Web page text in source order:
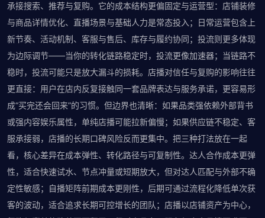
承接搜索、推荐与复购。它的成本结构更偏固定与运营型：店铺装修
与商品详情优化、直播场景与基础人力是常态投入；日常运营包含上
新节奏、活动机制、客服与售后、库存与履约协同；投流则更多体现
为边际调节——当你的转化链路稳定时，投流更像加速器；当链路不
稳时，投流可能只是放大漏斗的损耗。店播对信任与复购的影响往往
更直接：用户在店内反复接触同一套品牌表达与服务承诺，更容易形
成“买完还会回来”的习惯。但边界也清晰：如果品类强依赖外部背书
或强内容娱乐属性，单纯店播可能拉新偏慢；如果供应链不稳定、客
服承接弱，店播的长期口碑风险反而更集中。把三种打法放在一起
看，核心差异在成本弹性、转化路径与可复制性。达人合作成本更弹
性，适合快速试水、节点冲量或短期放大，但对达人匹配与外部不确
定性敏感；自播矩阵前期成本更刚性，后期可通过流程化降低单次获
客的波动，适合追求长期可控增长的团队；店播以店铺资产为中心，